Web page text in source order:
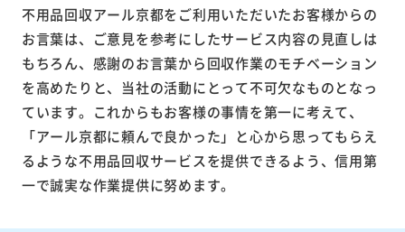
不用品回収アール京都をご利用いただいたお客様からの
お言葉は、ご意見を参考にしたサービス内容の見直しは
もちろん、感謝のお言葉から回収作業のモチベーション
を高めたりと、当社の活動にとって不可欠なものとなっ
ています。これからもお客様の事情を第一に考えて、
「アール京都に頼んで良かった」と心から思ってもらえ
るような不用品回収サービスを提供できるよう、信用第
一で誠実な作業提供に努めます。